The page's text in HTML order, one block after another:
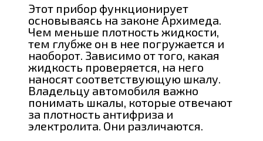
Этот прибор функционирует
основываясь на законе Архимеда.
Чем меньше плотность жидкости,
тем глубже он в нее погружается и
наоборот. Зависимо от того, какая
жидкость проверяется, на него
наносят соответствующую шкалу.
Владельцу автомобиля важно
понимать шкалы, которые отвечают
за плотность антифриза и
электролита. Они различаются.